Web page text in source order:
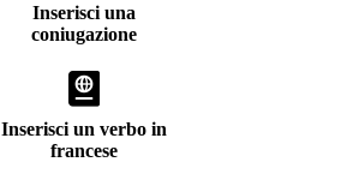
Inserisci una
coniugazione
Inserisci un verbo in
francese